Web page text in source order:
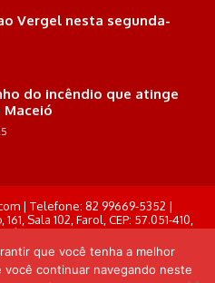
Vergel nesta segunda-
do incêndio que atinge
| Telefone: 82 99669-5352 |
Sala 102, Farol, CEP: 57.051-410,
Derek Gustavo de Morais
que você tenha a melhor
continuar navegando neste